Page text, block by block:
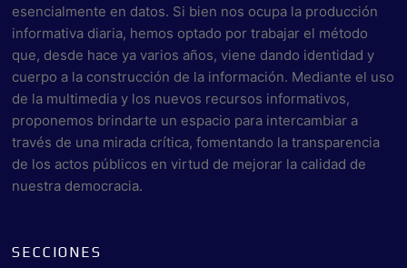
esencialmente en datos. Si bien nos ocupa la producción
informativa diaria, hemos optado por trabajar el método
que, desde hace ya varios años, viene dando identidad y
cuerpo a la construcción de la información. Mediante el uso
de la multimedia y los nuevos recursos informativos,
proponemos brindarte un espacio para intercambiar a
través de una mirada crítica, fomentando la transparencia
de los actos públicos en virtud de mejorar la calidad de
nuestra democracia.
SECCIONES